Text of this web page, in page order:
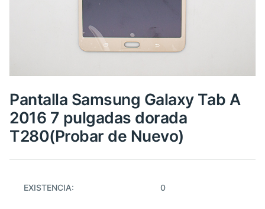
Pantalla Samsung Galaxy Tab A
2016 7 pulgadas dorada
T280(Probar de Nuevo)
EXISTENCIA: 0